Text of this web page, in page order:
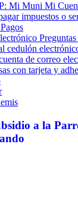
Mi Muni Mi
impuestos o
Preguntas
cedulón
de correo
con tarjeta y
a la